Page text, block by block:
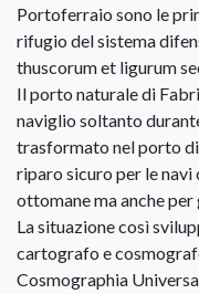
Portoferraio sono le
rifugio del sistema
thuscorum et ligurum
Il porto naturale di
naviglio soltanto
trasformato nel porto
riparo sicuro per le
ottomane ma anche
La situazione così
cartografo e
Cosmographia